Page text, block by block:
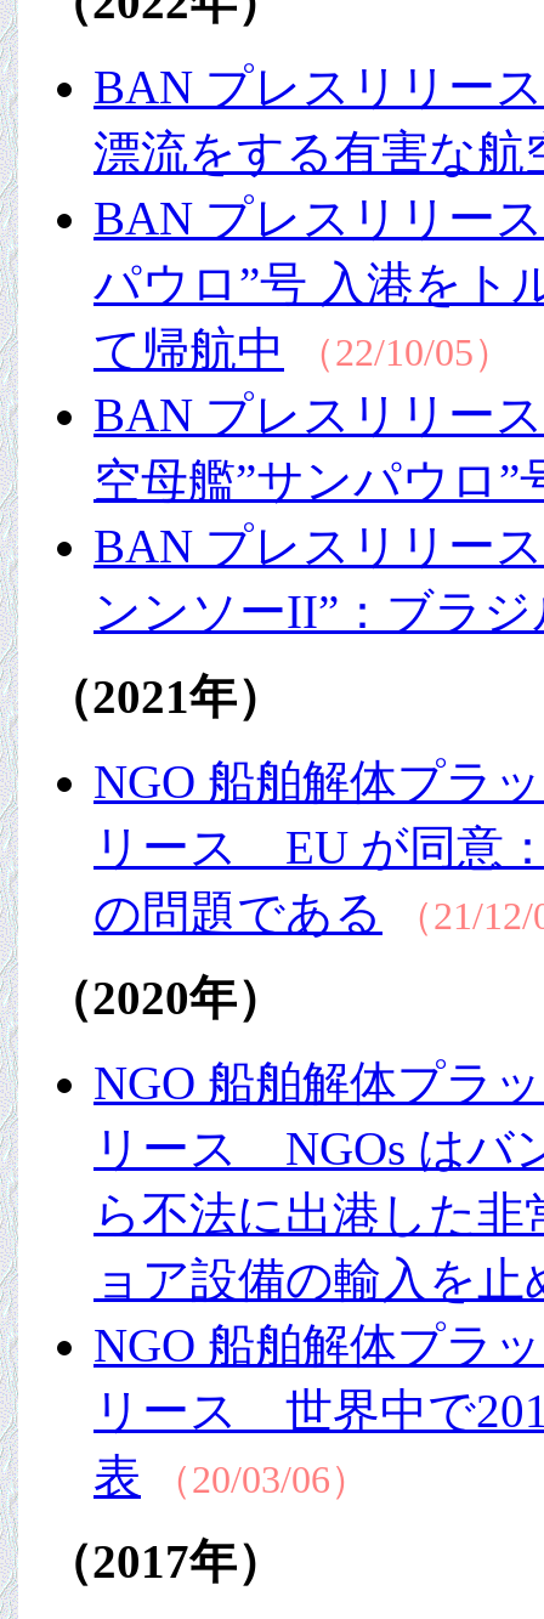
BAN プレスリリー
漂流をする有害な航
BAN プレスリリー
パウロ”号 入港をト
て帰航中
（22/10/05）
BAN プレスリリー
空母艦”サンパウロ
BAN プレスリリー
ンンソーII”：ブラ
（2021年）
NGO 船舶解体プラ
リース EU が同意
の問題である
（21/
（2020年）
NGO 船舶解体プラ
リース NGOs はバ
ら不法に出港した
ョア設備の輸入を
NGO 船舶解体プラ
リース 世界中で
表
（20/03/06）
（2017年）